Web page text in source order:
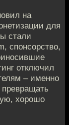
на
для
стали
спонсорство,
отключил
– именно
хорошо